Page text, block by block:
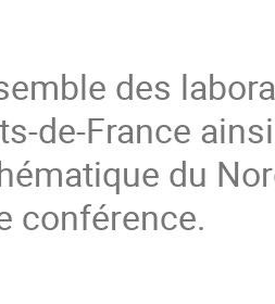
des
de-France
du
conférence.